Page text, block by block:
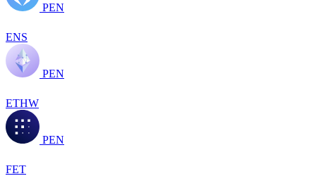
PEN
ENS
PEN
ETHW
PEN
FET